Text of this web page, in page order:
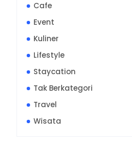
Cafe
Event
Kuliner
Lifestyle
Staycation
Tak Berkategori
Travel
Wisata